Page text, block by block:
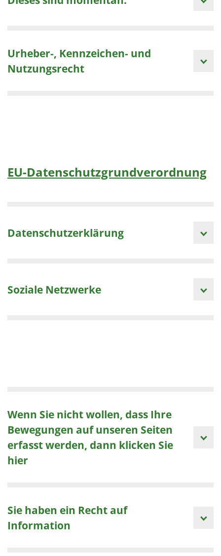
Urheber-, Kennzeichen- und
Nutzungsrecht
EU-Datenschutzgrundverordnung
Datenschutzerklärung
Soziale Netzwerke
Wenn Sie nicht wollen, dass Ihre
Bewegungen auf unseren Seiten
erfasst werden, dann klicken Sie
hier
Sie haben ein Recht auf
Information